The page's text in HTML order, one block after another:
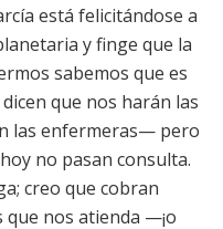
está felicitándose a
y finge que la
sabemos que es
que nos harán las
las enfermeras— pero
no pasan consulta.
creo que cobran
nos atienda —¡o